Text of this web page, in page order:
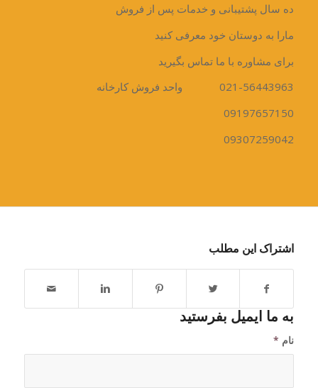
ده سال پشتیبانی و خدمات پس از فروش
مارا به دوستان خود معرفی کنید
برای مشاوره با ما تماس بگیرید
021-56443963 واحد فروش کارخانه
09197657150
09307259042
اشتراک این مطلب
به ما ایمیل بفرستید
نام *